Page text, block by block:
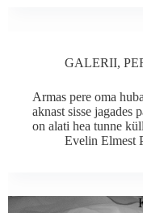
GALERII,
Armas pere oma
aknast sisse
on alati hea tunne
Evelin Elmest